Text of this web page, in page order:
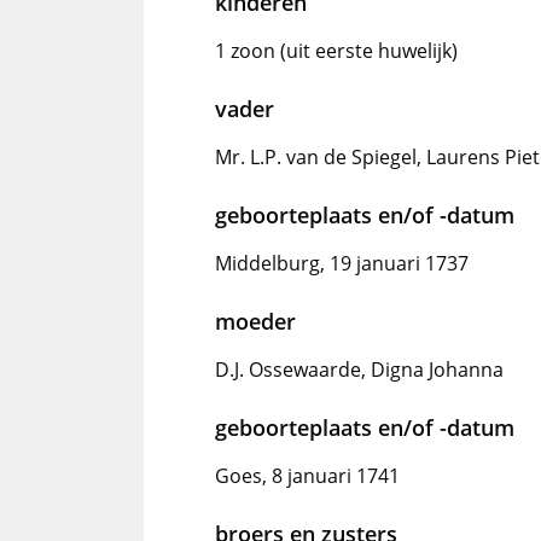
1 zoon (uit eerste huwelijk)
vader
Mr. L.P. van de Spiegel, Laurens
geboorteplaats en/of -datum
Middelburg, 19 januari 1737
moeder
D.J. Ossewaarde, Digna Johanna
geboorteplaats en/of -datum
Goes, 8 januari 1741
broers en zusters